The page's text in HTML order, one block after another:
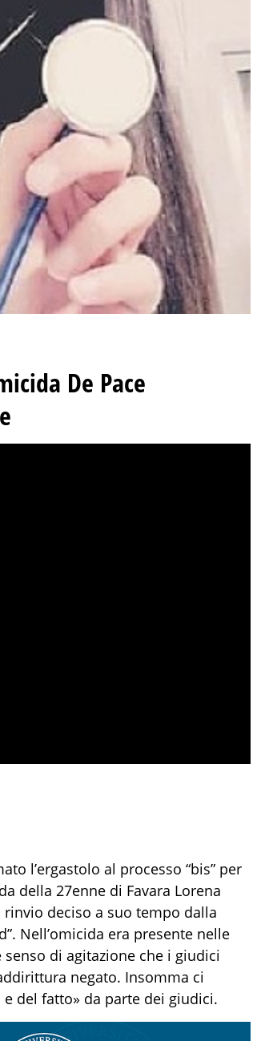
De Pace
l’ergastolo al processo “bis” per
della 27enne di Favara Lorena
rinvio deciso a suo tempo dalla
Nell’omicida era presente nelle
di agitazione che i giudici
negato. Insomma ci
del fatto» da parte dei giudici.